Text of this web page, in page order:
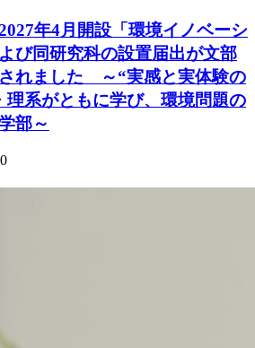
年4月開設「環境イノベーシ
び同研究科の設置届出が文部
れました ～“実感と実体験の
理系がともに学び、環境問題の
部～